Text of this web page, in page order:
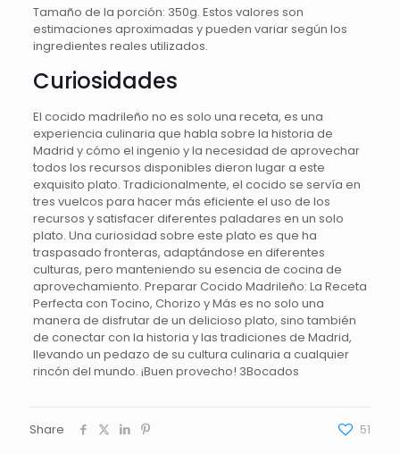
Tamaño de la porción: 350g. Estos valores son
estimaciones aproximadas y pueden variar según los
ingredientes reales utilizados.
Curiosidades
El cocido madrileño no es solo una receta, es una
experiencia culinaria que habla sobre la historia de
Madrid y cómo el ingenio y la necesidad de aprovechar
todos los recursos disponibles dieron lugar a este
exquisito plato. Tradicionalmente, el cocido se servía en
tres vuelcos para hacer más eficiente el uso de los
recursos y satisfacer diferentes paladares en un solo
plato. Una curiosidad sobre este plato es que ha
traspasado fronteras, adaptándose en diferentes
culturas, pero manteniendo su esencia de cocina de
aprovechamiento. Preparar Cocido Madrileño: La Receta
Perfecta con Tocino, Chorizo y Más es no solo una
manera de disfrutar de un delicioso plato, sino también
de conectar con la historia y las tradiciones de Madrid,
llevando un pedazo de su cultura culinaria a cualquier
rincón del mundo. ¡Buen provecho! 3Bocados
Share 51